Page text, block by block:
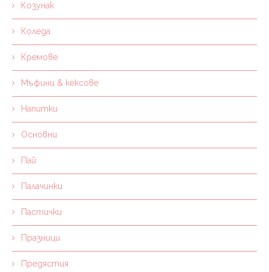
Козунак
Коледа
Кремове
Мъфини & кексове
Напитки
Основни
Пай
Палачинки
Пастички
Празници
Предястия